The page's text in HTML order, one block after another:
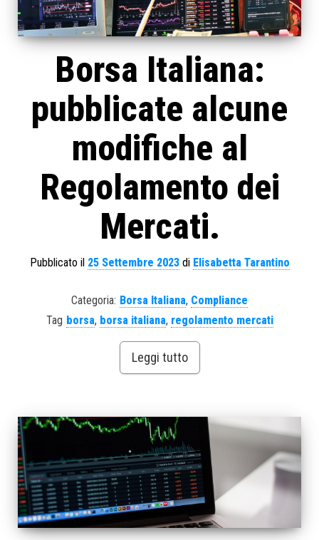
Borsa Italiana:
pubblicate alcune
modifiche al
Regolamento dei
Mercati.
Pubblicato il 25 Settembre 2023di Elisabetta Tarantino
Categoria: Borsa Italiana, Compliance
Tag borsa, borsa italiana, regolamento mercati
Leggi tutto